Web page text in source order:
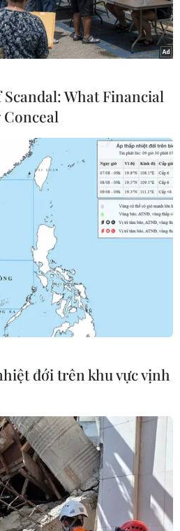
What Financial
đới trên khu vực vịnh